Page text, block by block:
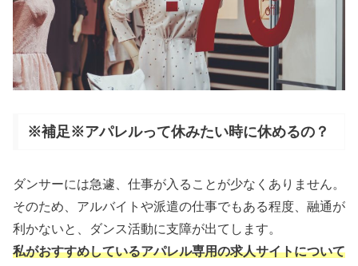
※補足※アパレルって休みたい時に休めるの？
ダンサーには急遽、仕事が入ることが少なくありません。
そのため、アルバイトや派遣の仕事でもある程度、融通が
利かないと、ダンス活動に支障が出てします。
私がおすすめしているアパレル専用の求人サイトについて